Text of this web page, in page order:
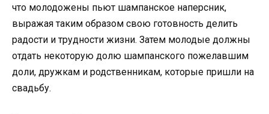
что молодожены пьют шампанское наперсник,
выражая таким образом свою готовность делить
радости и трудности жизни. Затем молодые должны
отдать некоторую долю шампанского пожелавшим
доли, дружкам и родственникам, которые пришли на
свадьбу.